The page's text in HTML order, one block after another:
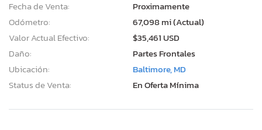
Fecha de Venta:
Proximamente
Odómetro:
67,098 mi (Actual)
Valor Actual Efectivo:
$35,461 USD
Daño:
Partes Frontales
Ubicación:
Baltimore, MD
Status de Venta:
En Oferta Mínima